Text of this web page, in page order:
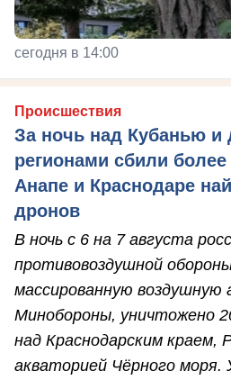
сегодня в 14:00
Происшествия
За ночь над Кубанью и
регионами сбили
Анапе и Краснодаре
дронов
В ночь с 6 на 7 августа
противовоздушной
массированную
Минобороны, уничтожено
над Краснодарским краем,
акваторией Чёрного моря.